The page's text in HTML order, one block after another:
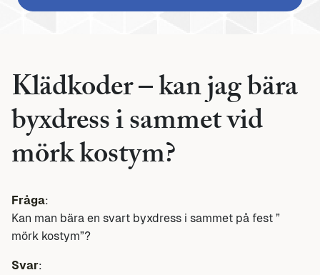
Klädkoder – kan jag bära
byxdress i sammet vid
mörk kostym?
Fråga:
Kan man bära en svart byxdress i sammet på fest ”
mörk kostym”?
Svar: